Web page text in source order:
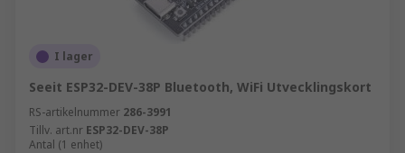
I lager
Seeit ESP32-DEV-38P Bluetooth, WiFi Utvecklingskort
RS-artikelnummer 286-3991
Tillv. art.nr ESP32-DEV-38P
Antal (1 enhet)